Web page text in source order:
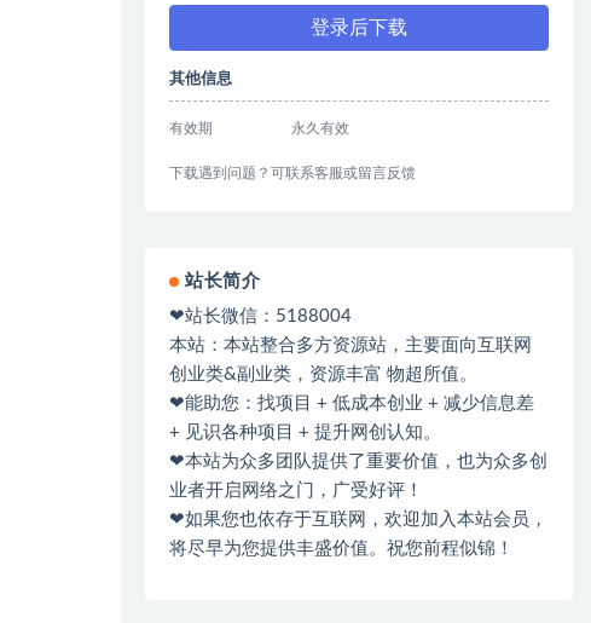
登录后下载
其他信息
有效期 永久有效
下载遇到问题？可联系客服或留言反馈
站长简介
❤站长微信：5188004
本站：本站整合多方资源站，主要面向互联网
创业类&副业类，资源丰富 物超所值。
❤能助您：找项目 + 低成本创业 + 减少信息差
+ 见识各种项目 + 提升网创认知。
❤本站为众多团队提供了重要价值，也为众多创
业者开启网络之门，广受好评！
❤如果您也依存于互联网，欢迎加入本站会员，
将尽早为您提供丰盛价值。祝您前程似锦！